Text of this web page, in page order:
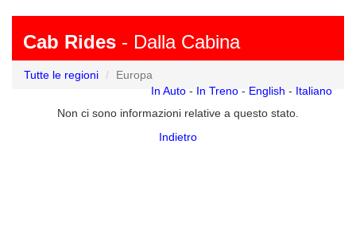
Cab Rides - Dalla Cabina
Tutte le regioni
Europa
In Auto - In Treno - English - Italiano
Non ci sono informazioni relative a questo stato.
Indietro